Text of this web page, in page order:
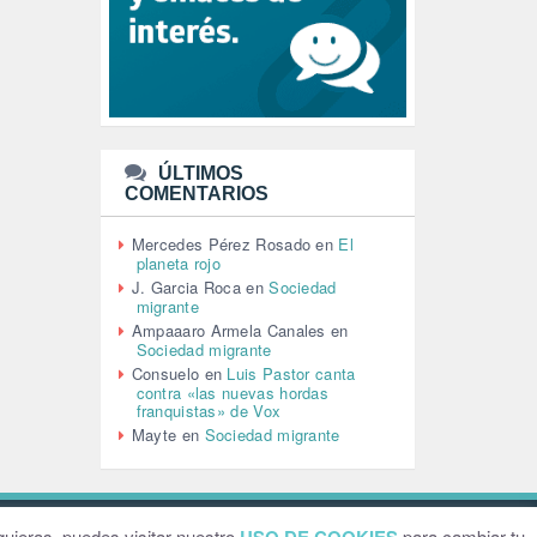
LEÓN XIV (5)
LGTBI (1)
MEMORIA HISTÓRICA (232)
MONARQUÍA (26)
NATURALEZA (1)
PALESTINA (8)
PARTICIPACIÓN CIUDADANA (392)
PAZ (2)
PENSIONES (12)
PEPE MUJICA (2)
PESCADORES (1)
POBREZA (2)
POLÍTICA INTERNACIONAL (367)
POLÍTICA VALENCIA (357)
ÚLTIMOS
COMENTARIOS
Mercedes Pérez Rosado en El
planeta rojo
J. Garcia Roca enSociedad
migrante
Ampaaaro Armela Canales en
Sociedad migrante
Consuelo en Luis Pastor canta
contra «las nuevas hordas
franquistas» de Vox
Mayte en Sociedad migrante